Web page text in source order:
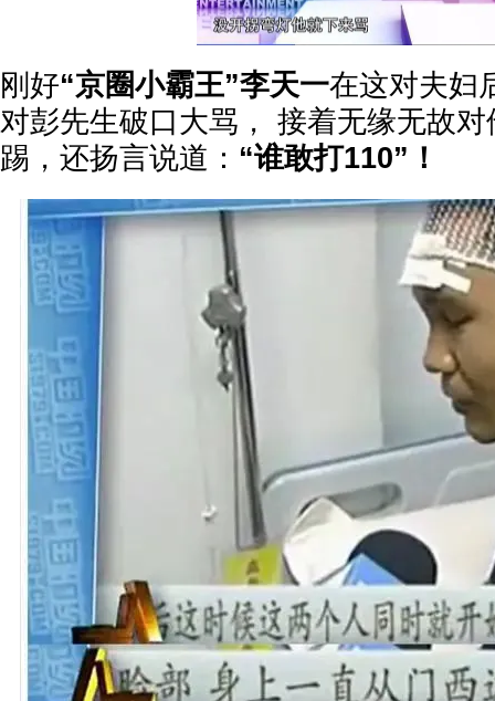
刚好“京圈小霸王”李天一在这对夫妇
对彭先生破口大骂， 接着无缘无故
踢，还扬言说道： “谁敢打110”！